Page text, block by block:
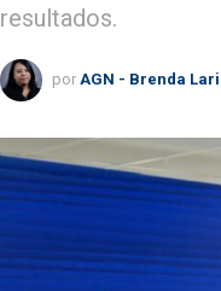
resultados.
por AGN - Brenda